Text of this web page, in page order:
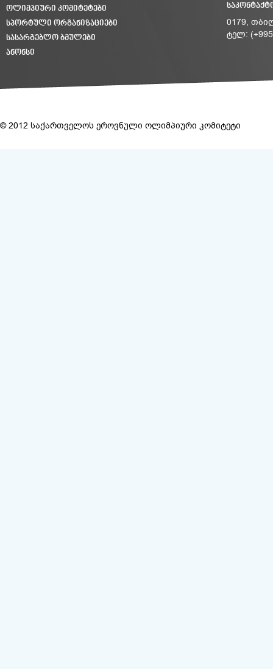
ᲝᲚᲘᲛᲞᲘᲣᲠᲘ ᲙᲝᲛᲘᲢᲔᲢᲔᲑᲘ
ᲡᲞᲝᲠᲢᲣᲚᲘ ᲝᲠᲒᲐᲜᲘᲖᲐᲪᲘᲔᲑᲘ
ᲡᲐᲡᲐᲠᲒᲔᲑᲚᲝ ᲑᲛᲣᲚᲔᲑᲘ
ᲐᲜᲝᲜᲡᲘ
0179,
ტელ: (+995
© 2012 საქართველოს ეროვნული ოლიმპიური კომიტეტი